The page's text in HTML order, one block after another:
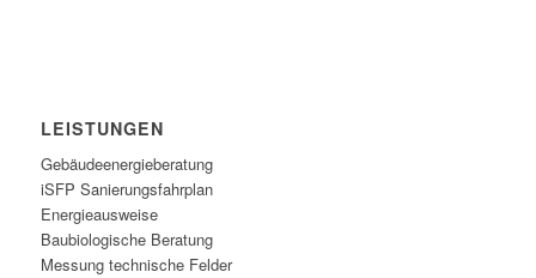
LEISTUNGEN
Gebäudeenergieberatung
iSFP Sanierungsfahrplan
Energieausweise
Baubiologische Beratung
Messung technische Felder